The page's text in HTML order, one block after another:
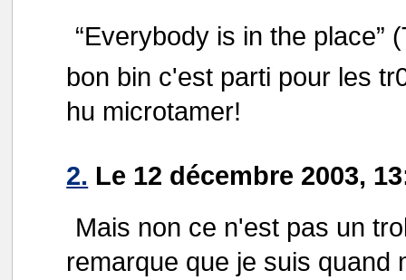
“Everybody is in the place”
bon bin c'est parti pour les
hu microtamer!
2. Le 12 décembre 2003,
Mais non ce n'est pas un
remarque que je suis quand